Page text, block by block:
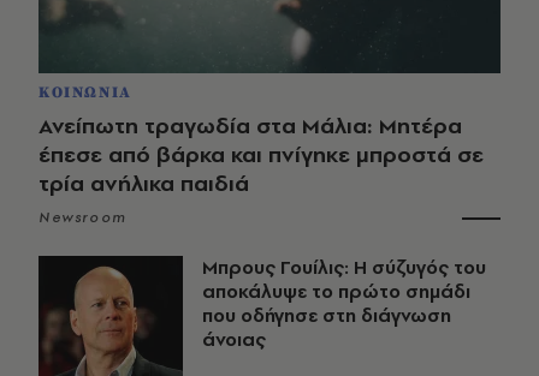
ΚΟΙΝΩΝΙΑ
Ανείπωτη τραγωδία στα Μάλια: Μητέρα
έπεσε από βάρκα και πνίγηκε μπροστά σε
τρία ανήλικα παιδιά
Newsroom
Μπρους Γουίλις: Η σύζυγός του
αποκάλυψε το πρώτο σημάδι
που οδήγησε στη διάγνωση
άνοιας